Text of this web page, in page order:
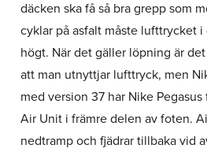
däcken ska få så bra grepp som
cyklar på asfalt måste lufttrycket
högt. När det gäller löpning är
att man utnyttjar lufttryck, men
med version 37 har Nike
Air Unit i främre delen av foten.
nedtramp och fjädrar tillbaka vid